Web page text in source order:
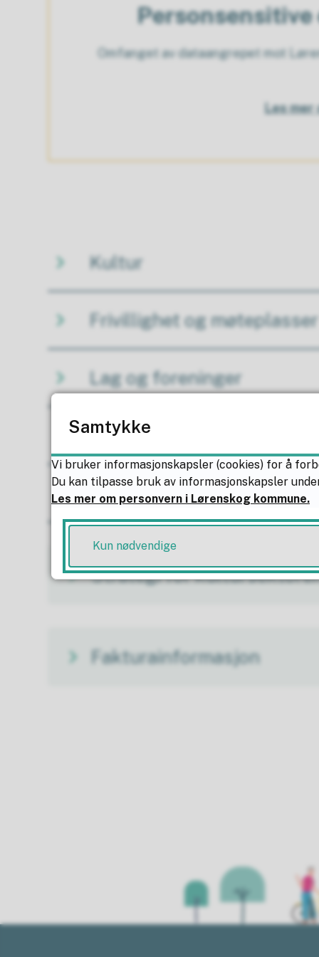
Omfanget av dataangrepet mot
Les mer
Kultur
Frivillighet og møteplasser
Lag og foreninger
Utleie av lokaler
Tilrettelagt fritid
Strategi for
Fakturainformasjon
Samtykke
Vi bruker informasjonskapsler (cookies) for å
Du kan tilpasse bruk av informasjonskapsler
Les mer om personvern i Lørenskog kommune.
Kun nødvendige